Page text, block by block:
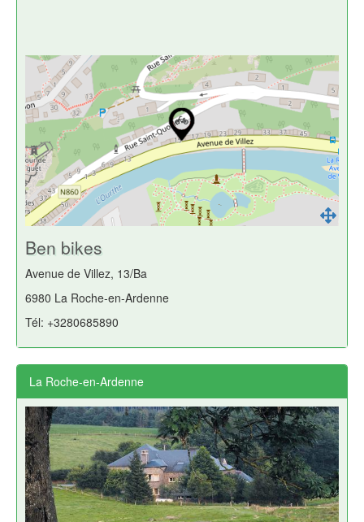
Ben bikes
Avenue de Villez, 13/Ba
6980 La Roche-en-Ardenne
Tél: +3280685890
La Roche-en-Ardenne